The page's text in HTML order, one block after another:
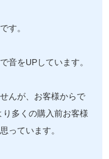
す。
音をUPしています。
んが、お客様からで
多くの購入前お客様
っています。